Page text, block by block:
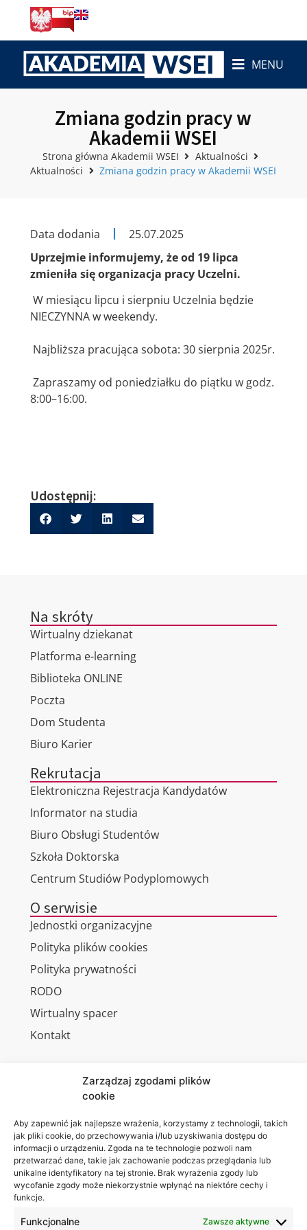
Zarządzaj zgodami plików
cookie
Aby zapewnić jak najlepsze wrażenia, korzystamy z technologii, takich
jak pliki cookie, do przechowywania i/lub uzyskiwania dostępu do
informacji o urządzeniu. Zgoda na te technologie pozwoli nam
przetwarzać dane, takie jak zachowanie podczas przeglądania lub
unikalne identyfikatory na tej stronie. Brak wyrażenia zgody lub
wycofanie zgody może niekorzystnie wpłynąć na niektóre cechy i
funkcje.
Funkcjonalne Zawsze aktywne
MENU
Zmiana godzin pracy w
Akademii WSEI
Strona główna Akademii WSEI
Aktualności
Aktualności
Zmiana godzin pracy w Akademii WSEI
Data dodania
25.07.2025
Uprzejmie informujemy, że od 19 lipca
zmieniła się organizacja pracy Uczelni.
W miesiącu lipcu i sierpniu Uczelnia będzie
NIECZYNNA w weekendy.
Najbliższa pracująca sobota: 30 sierpnia 2025r.
Zapraszamy od poniedziałku do piątku w godz.
8:00–16:00.
Udostępnij:
Na skróty
Wirtualny dziekanat
Platforma e-learning
Biblioteka ONLINE
Poczta
Dom Studenta
Biuro Karier
Rekrutacja
Elektroniczna Rejestracja Kandydatów
Informator na studia
Biuro Obsługi Studentów
Szkoła Doktorska
Centrum Studiów Podyplomowych
O serwisie
Jednostki organizacyjne
Polityka plików cookies
Polityka prywatności
RODO
Wirtualny spacer
Kontakt
Akademia
WSEI
ul.
Projektowa
4